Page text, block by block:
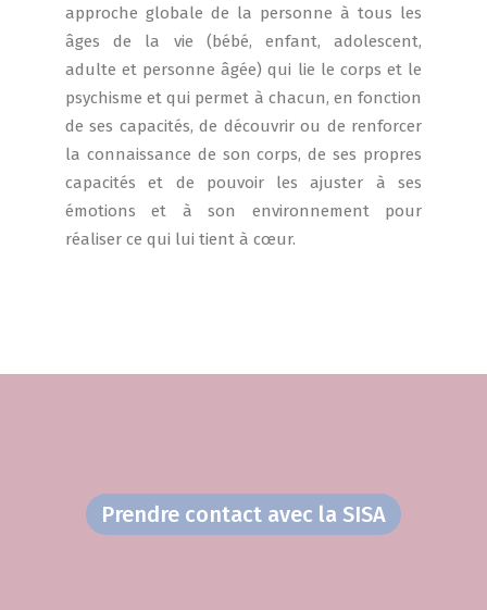
approche globale de la personne à tous les
âges de la vie (bébé, enfant, adolescent,
adulte et personne âgée) qui lie le corps et le
psychisme et qui permet à chacun, en fonction
de ses capacités, de découvrir ou de renforcer
la connaissance de son corps, de ses propres
capacités et de pouvoir les ajuster à ses
émotions et à son environnement pour
réaliser ce qui lui tient à cœur.
Prendre contact avec la SISA